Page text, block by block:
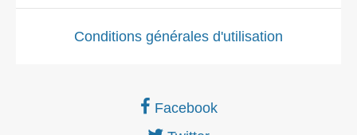
Conditions générales d'utilisation
Facebook